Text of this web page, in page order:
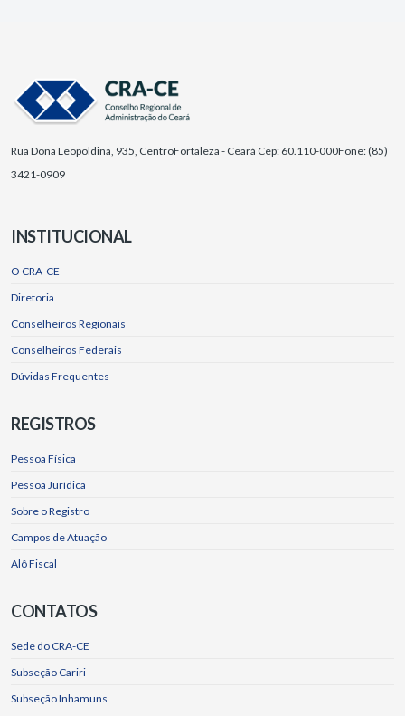
Rua Dona Leopoldina, 935, CentroFortaleza - Ceará Cep: 60.110-000Fone: (85)
3421-0909
INSTITUCIONAL
O CRA-CE
Diretoria
Conselheiros Regionais
Conselheiros Federais
Dúvidas Frequentes
REGISTROS
Pessoa Física
Pessoa Jurídica
Sobre o Registro
Campos de Atuação
Alô Fiscal
CONTATOS
Sede do CRA-CE
Subseção Cariri
Subseção Inhamuns